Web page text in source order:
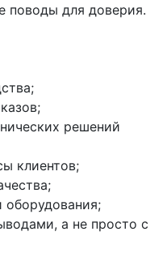
поводы для доверия.
решений
клиентов;
а не просто с